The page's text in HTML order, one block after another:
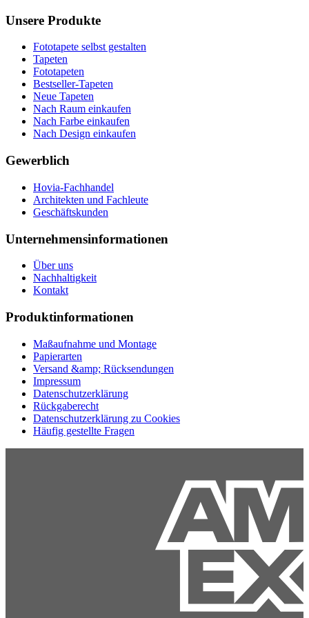
Unsere Produkte
Fototapete selbst gestalten
Tapeten
Fototapeten
Bestseller-Tapeten
Neue Tapeten
Nach Raum einkaufen
Nach Farbe einkaufen
Nach Design einkaufen
Gewerblich
Hovia-Fachhandel
Architekten und Fachleute
Geschäftskunden
Unternehmensinformationen
Über uns
Nachhaltigkeit
Kontakt
Produktinformationen
Maßaufnahme und Montage
Papierarten
Versand &amp; Rücksendungen
Impressum
Datenschutzerklärung
Rückgaberecht
Datenschutzerklärung zu Cookies
Häufig gestellte Fragen